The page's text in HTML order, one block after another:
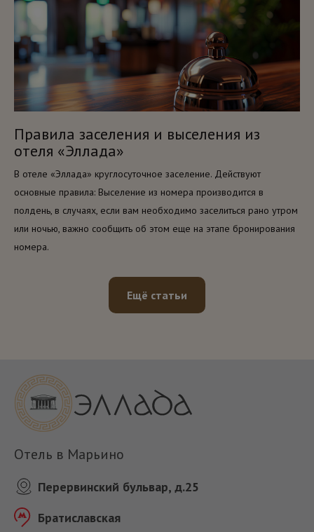
Правила заселения и выселения из
отеля «Эллада»
В отеле «Эллада» круглосуточное заселение. Действуют
основные правила: Выселение из номера производится в
полдень, в случаях, если вам необходимо заселиться рано утром
или ночью, важно сообщить об этом еще на этапе бронирования
номера.
Ещё статьи
Отель в Марьино
Перервинский бульвар, д.25
Братиславская